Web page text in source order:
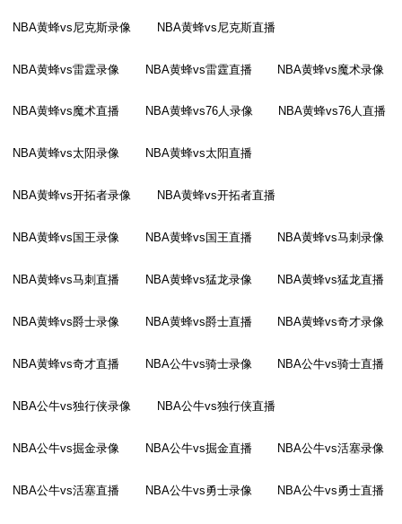
NBA黄蜂vs尼克斯录像 NBA黄蜂vs尼克斯直播
NBA黄蜂vs雷霆录像 NBA黄蜂vs雷霆直播 NBA黄蜂vs魔术录像
NBA黄蜂vs魔术直播 NBA黄蜂vs76人录像 NBA黄蜂vs76人直播
NBA黄蜂vs太阳录像 NBA黄蜂vs太阳直播
NBA黄蜂vs开拓者录像 NBA黄蜂vs开拓者直播
NBA黄蜂vs国王录像 NBA黄蜂vs国王直播 NBA黄蜂vs马刺录像
NBA黄蜂vs马刺直播 NBA黄蜂vs猛龙录像 NBA黄蜂vs猛龙直播
NBA黄蜂vs爵士录像 NBA黄蜂vs爵士直播 NBA黄蜂vs奇才录像
NBA黄蜂vs奇才直播 NBA公牛vs骑士录像 NBA公牛vs骑士直播
NBA公牛vs独行侠录像 NBA公牛vs独行侠直播
NBA公牛vs掘金录像 NBA公牛vs掘金直播 NBA公牛vs活塞录像
NBA公牛vs活塞直播 NBA公牛vs勇士录像 NBA公牛vs勇士直播